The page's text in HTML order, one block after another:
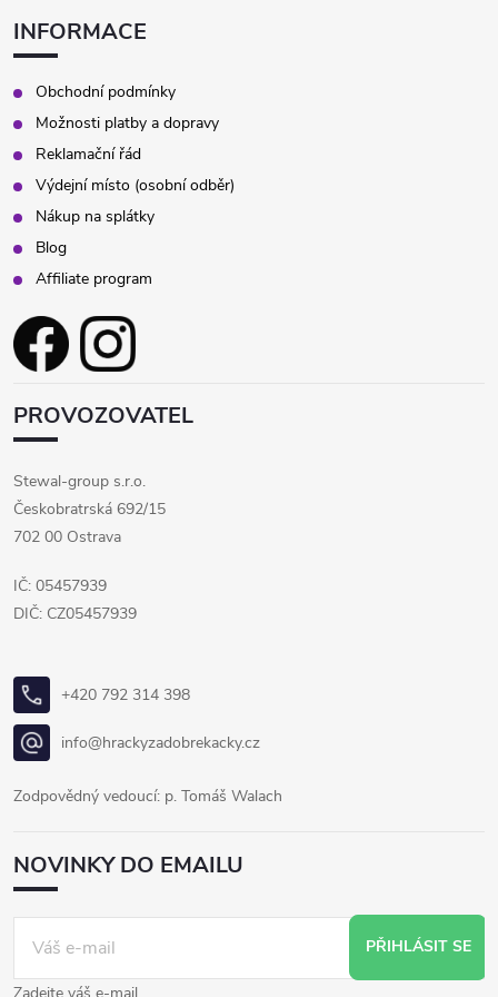
INFORMACE
Obchodní podmínky
Možnosti platby a dopravy
Reklamační řád
Výdejní místo (osobní odběr)
Nákup na splátky
Blog
Affiliate program
PROVOZOVATEL
Stewal-group s.r.o.
Českobratrská 692/15
702 00 Ostrava
IČ: 05457939
DIČ: CZ05457939
+420 792 314 398
info@hrackyzadobrekacky.cz
Zodpovědný vedoucí: p. Tomáš Walach
NOVINKY DO EMAILU
PŘIHLÁSIT SE